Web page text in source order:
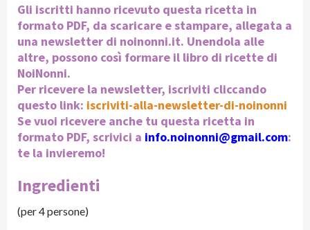
Gli iscritti hanno ricevuto questa ricetta in
formato PDF, da scaricare e stampare, allegata a
una newsletter di noinonni.it. Unendola alle
altre, possono così formare il libro di ricette di
NoiNonni.
Per ricevere la newsletter, iscriviti cliccando
questo link: iscriviti-alla-newsletter-di-noinonni
Se vuoi ricevere anche tu questa ricetta in
formato PDF, scrivici a info.noinonni@gmail.com:
te la invieremo!
Ingredienti
(per 4 persone)